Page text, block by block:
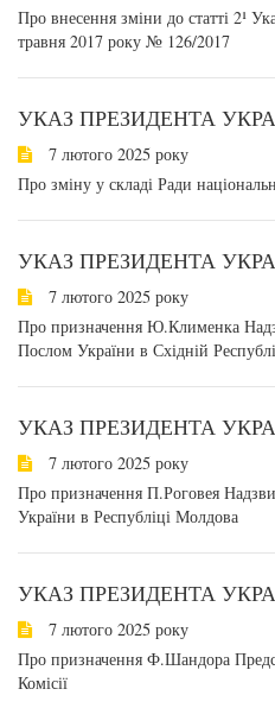
Про внесення зміни до статті 2¹
травня 2017 року № 126/2017
УКАЗ ПРЕЗИДЕНТА
7 лютого 2025 року
Про зміну у складі Ради
УКАЗ ПРЕЗИДЕНТА
7 лютого 2025 року
Про призначення Ю.Клименка
Послом України в Східній
УКАЗ ПРЕЗИДЕНТА
7 лютого 2025 року
Про призначення П.Роговея
України в Республіці Молдова
УКАЗ ПРЕЗИДЕНТА
7 лютого 2025 року
Про призначення Ф.Шандора
Комісії